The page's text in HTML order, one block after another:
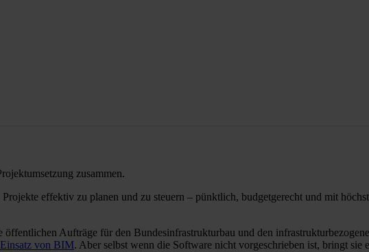
zusammen.
effektiv zu planen und zu steuern – pünktlich, budgetgerecht und mit
Aufträge für den Bundesinfrastrukturbau und den
von BIM. Aber selbst wenn die Software nicht vorgeschrieben ist, bringt sie